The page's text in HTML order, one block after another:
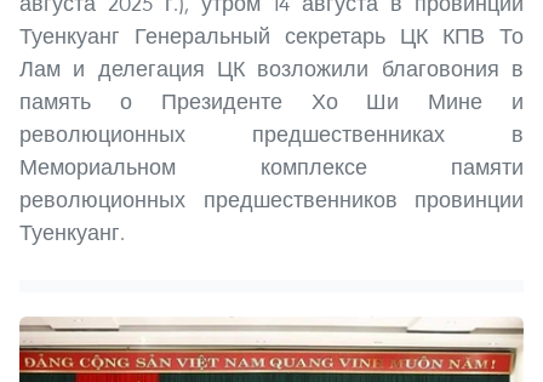
Туенкуанг Генеральный секретарь ЦК КПВ То
Лам и делегация ЦК возложили благовония в
память о Президенте Хо Ши Мине и
революционных предшественниках в
Мемориальном комплексе памяти
революционных предшественников провинции
Туенкуанг.